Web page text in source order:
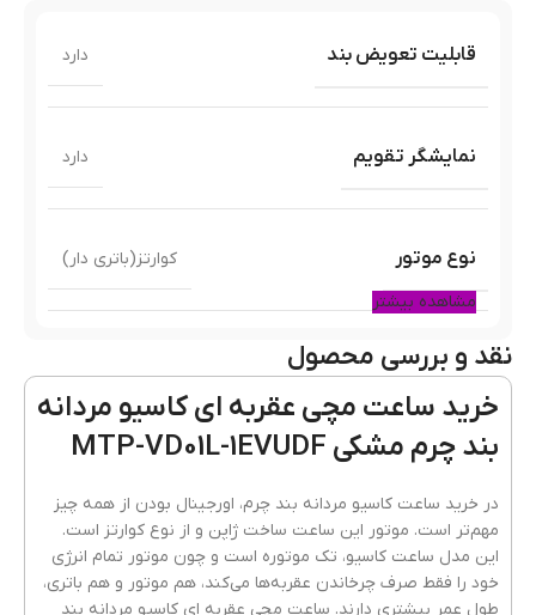
قابلیت تعویض بند دارد
نمایشگر تقویم دارد
نوع موتور کوارتز(باتری دار)
رنگ قاب
جنس قاب فلزی(استیل)
رنگ بند مشکی
مشاهده بیشتر
نقد و بررسی محصول
خرید ساعت مچی عقربه ای کاسیو مردانه
بند چرم مشکی MTP-VD01L-1EVUDF
در خرید ساعت کاسیو مردانه بند چرم، اورجینال بودن از همه چیز
مهم‌تر است. موتور این ساعت ساخت ژاپن و از نوع کوارتز است.
این مدل ساعت کاسیو، تک موتوره است و چون موتور تمام انرژی
خود را فقط صرف چرخاندن عقربه‌ها می‌کند، هم موتور و هم باتری،
طول عمر بیشتری دارند. ساعت مچی عقربه ای کاسیو مردانه بند